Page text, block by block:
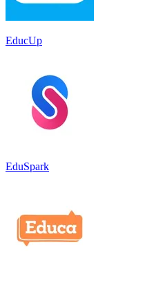
EducUp
EduSpark